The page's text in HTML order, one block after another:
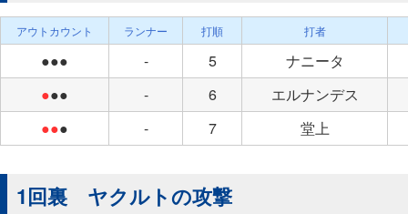
アウトカウント ランナー 打順 打者
●●● - 5
ナニータ
●●● - 6
エルナンデス
●●● - 7 堂上
1回裏 ヤクルトの攻撃